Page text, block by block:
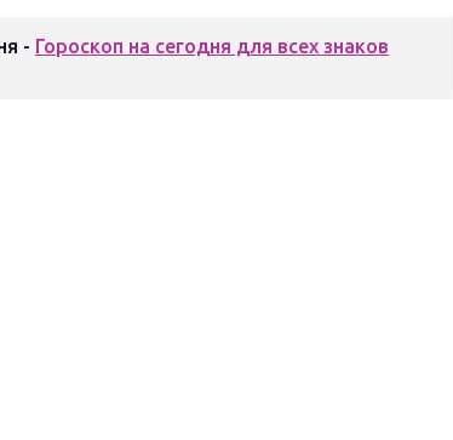
- Гороскоп на сегодня для всех знаков